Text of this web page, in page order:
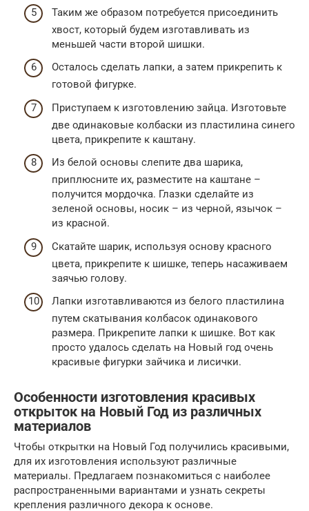
Таким же образом потребуется присоединить
хвост, который будем изготавливать из
меньшей части второй шишки.
Осталось сделать лапки, а затем прикрепить к
готовой фигурке.
Приступаем к изготовлению зайца. Изготовьте
две одинаковые колбаски из пластилина синего
цвета, прикрепите к каштану.
Из белой основы слепите два шарика,
приплюсните их, разместите на каштане –
получится мордочка. Глазки сделайте из
зеленой основы, носик – из черной, язычок –
из красной.
Скатайте шарик, используя основу красного
цвета, прикрепите к шишке, теперь насаживаем
заячью голову.
Лапки изготавливаются из белого пластилина
путем скатывания колбасок одинакового
размера. Прикрепите лапки к шишке. Вот как
просто удалось сделать на Новый год очень
красивые фигурки зайчика и лисички.
Особенности изготовления красивых
открыток на Новый Год из различных
материалов
Чтобы открытки на Новый Год получились красивыми,
для их изготовления используют различные
материалы. Предлагаем познакомиться с наиболее
распространенными вариантами и узнать секреты
крепления различного декора к основе.